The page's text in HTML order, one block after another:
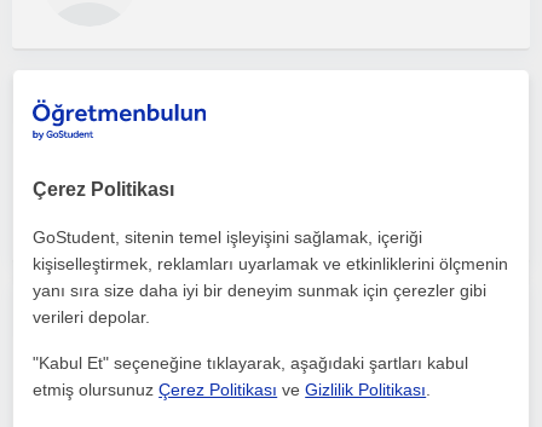
Pilates
Çevrimiçi dersler
Çerez Politikası
GoStudent, sitenin temel işleyişini sağlamak, içeriği
kişiselleştirmek, reklamları uyarlamak ve etkinliklerini ölçmenin
yanı sıra size daha iyi bir deneyim sunmak için çerezler gibi
verileri depolar.
"Kabul Et" seçeneğine tıklayarak, aşağıdaki şartları kabul
etmiş olursunuzÇerez Politikası veGizlilik Politikası